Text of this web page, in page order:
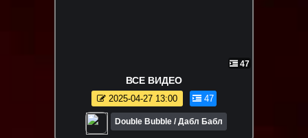
47
ВСЕ ВИДЕО
2025-04-27 13:00 47
Double Bubble / Дабл Бабл